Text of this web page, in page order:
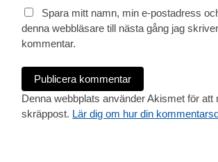
Spara mitt namn, min e-postadress
denna webbläsare till nästa gång jag
kommentar.
Denna webbplats använder Akismet för att
skräppost. Lär dig om hur din